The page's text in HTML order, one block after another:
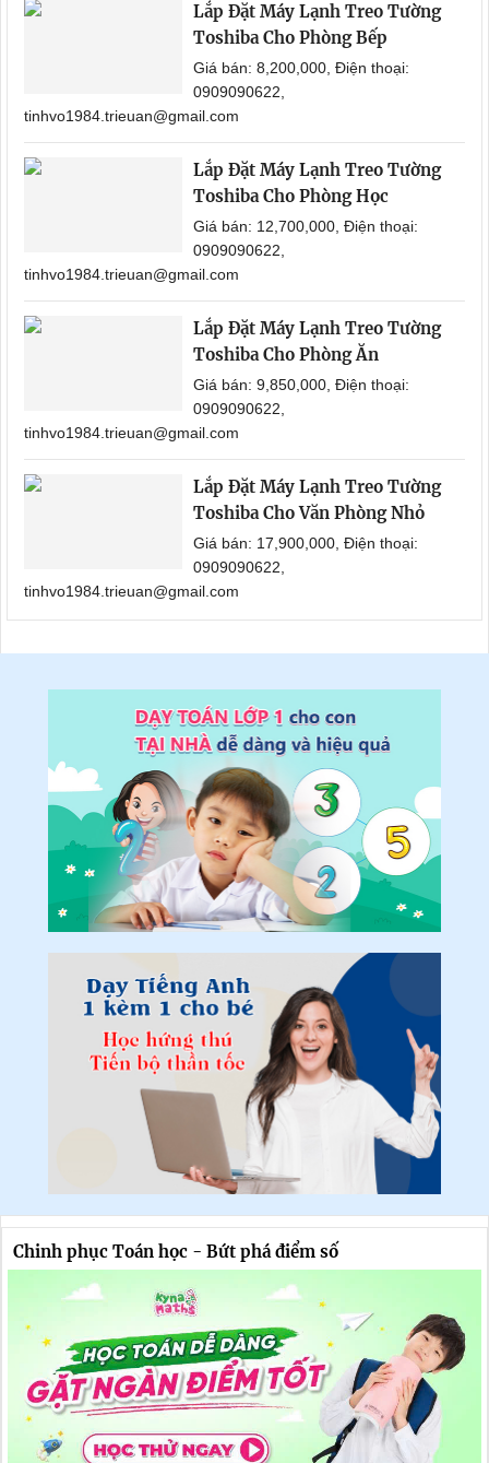
Lắp Đặt Máy Lạnh Treo Tường
Toshiba Cho Phòng Bếp
Giá bán: 8,200,000, Điện thoại:
0909090622,
tinhvo1984.trieuan@gmail.com
Lắp Đặt Máy Lạnh Treo Tường
Toshiba Cho Phòng Học
Giá bán: 12,700,000, Điện thoại:
0909090622,
tinhvo1984.trieuan@gmail.com
Lắp Đặt Máy Lạnh Treo Tường
Toshiba Cho Phòng Ăn
Giá bán: 9,850,000, Điện thoại:
0909090622,
tinhvo1984.trieuan@gmail.com
Lắp Đặt Máy Lạnh Treo Tường
Toshiba Cho Văn Phòng Nhỏ
Giá bán: 17,900,000, Điện thoại:
0909090622,
tinhvo1984.trieuan@gmail.com
Chinh phục Toán học - Bứt phá điểm số